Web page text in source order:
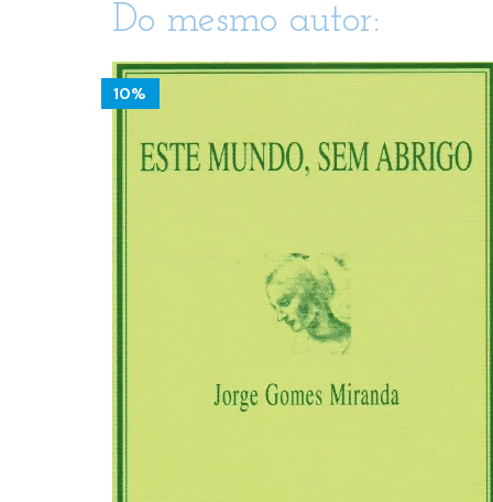
Do mesmo autor:
10%